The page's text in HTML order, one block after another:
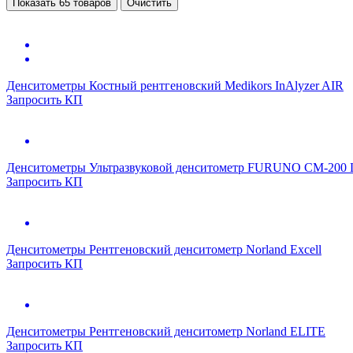
Показать 65 товаров Очистить
Денситометры Костный рентгеновский Medikors InAlyzer AIR
Запросить КП
Денситометры Ультразвуковой денситометр FURUNO CM-200
Запросить КП
Денситометры Рентгеновский денситометр Norland Excell
Запросить КП
Денситометры Рентгеновский денситометр Norland ELITE
Запросить КП